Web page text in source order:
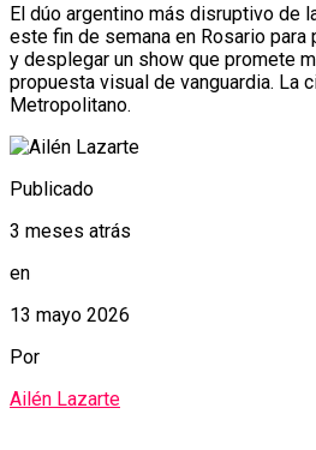
El dúo argentino más disruptivo de
este fin de semana en Rosario para
y desplegar un show que promete
propuesta visual de vanguardia. La
Metropolitano.
Publicado
3 meses atrás
en
13 mayo 2026
Por
Ailén Lazarte